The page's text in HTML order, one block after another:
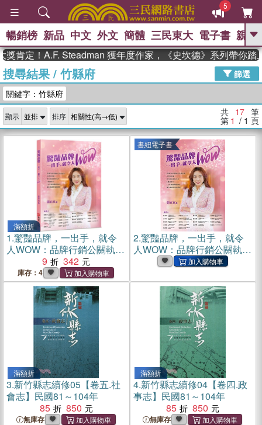
5
GO
高希均教授回憶錄
、 The Odyssey 、 父親節 、 如果歷
獎 臺灣漫遊錄 、 方念華 、 台灣的李
登輝時代
數學女孩：黎曼猜想 、
偉大的迷走神經
暢銷榜 新品 中文 外文 簡體 三民東大 電子書 親子
定！A.F. Steadman 獲年度作家，《史坎德》系列帶你踏上熱
搜尋結果/ 竹縣府
篩選
關鍵字：竹縣府
顯示 排序 共 17 筆
第 1 / 1 頁
滿額折
1.驚豔品牌，一出手，就令
人WOW：品牌行銷公關執行
長張宜真，分享從記者、文
化局長到執行長，6種創意
力，7大危機變轉機攻略，讓
你像鑽石璀璨耀眼
9 342
庫存：4
書紐電子書
2.驚豔品牌，一出手，就令
人WOW：品牌行銷公關執行
長張宜真，分享從記者、文
力，7大危機變轉機攻略，讓
你像鑽石璀璨耀眼(電子書)
滿額折
3.新竹縣志續修05【卷五.社
會志】民國81～104年
85
850
無庫存
滿額折
4.新竹縣志續修04【卷四.政
事志】民國81～104年
85
850
無庫存